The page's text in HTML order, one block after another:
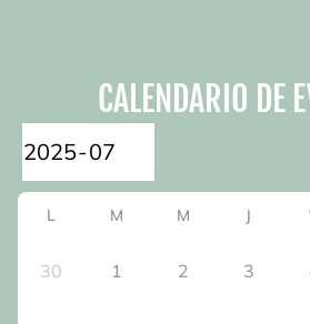
CALENDARIO DE
L M M J
30 1 2 3